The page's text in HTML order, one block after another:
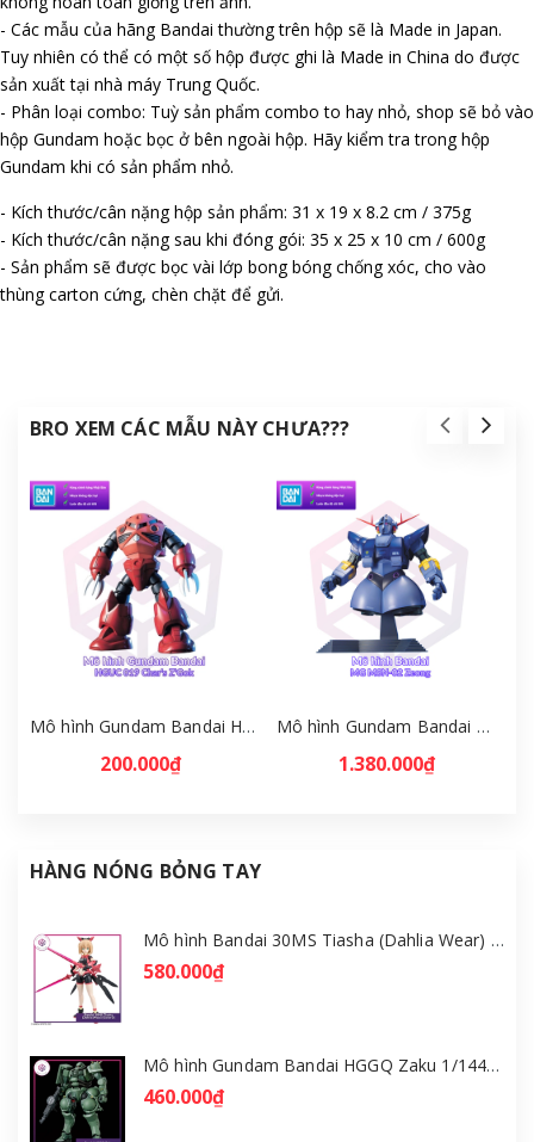
- Các mẫu của hãng Bandai thường trên hộp sẽ là Made in Japan.
Tuy nhiên có thể có một số hộp được ghi là Made in China do được
sản xuất tại nhà máy Trung Quốc.
- Phân loại combo: Tuỳ sản phẩm combo to hay nhỏ, shop sẽ bỏ vào
hộp Gundam hoặc bọc ở bên ngoài hộp. Hãy kiểm tra trong hộp
Gundam khi có sản phẩm nhỏ.
- Kích thước/cân nặng hộp sản phẩm: 31 x 19 x 8.2 cm / 375g
- Kích thước/cân nặng sau khi đóng gói: 35 x 25 x 10 cm / 600g
- Sản phẩm sẽ được bọc vài lớp bong bóng chống xóc, cho vào
thùng carton cứng, chèn chặt để gửi.
BRO XEM CÁC MẪU NÀY CHƯA???
Mô hình Gundam Bandai HGUC 019 Char's Z'Gok 1/144 MS Gundam [GDB] [BHG]
200.000₫
Mô hình Gundam Bandai MG MSN-02 Zeong 1/100 MS Gundam [GDB] [BMG]
1.380.000₫
HÀNG NÓNG BỎNG TAY
Mô hình Bandai 30MS Tiasha (Dahlia Wear) [Color B] [GDB] [30MS]
580.000₫
Mô hình Gundam Bandai HGGQ Zaku 1/144 – MSG GQuuuuuuX [GDB] [BHG]
460.000₫